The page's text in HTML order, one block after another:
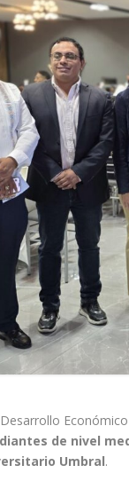
de nivel
Umbral.